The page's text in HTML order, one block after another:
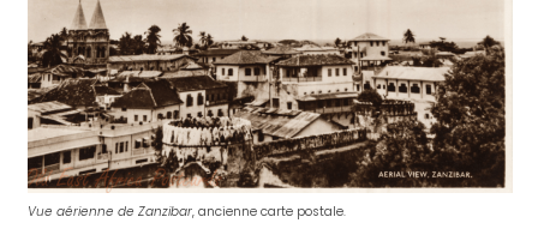
Vue aérienne de Zanzibar, ancienne carte postale.